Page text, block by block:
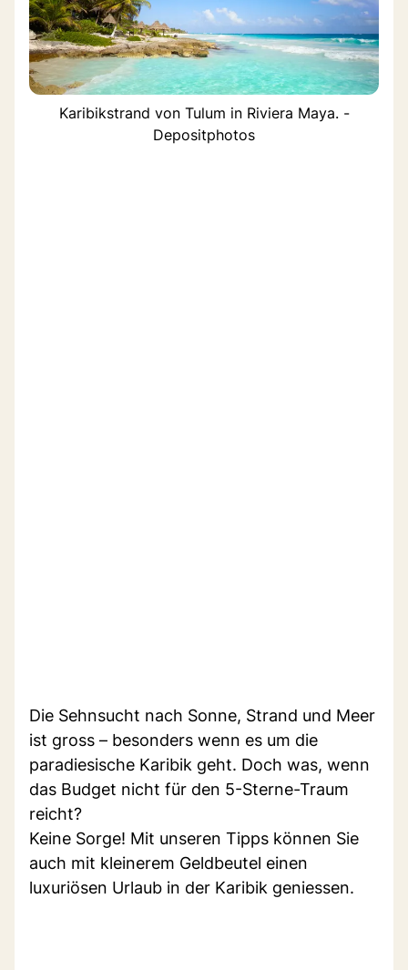
Karibikstrand von Tulum in Riviera Maya. -
Depositphotos
Die Sehnsucht nach Sonne, Strand und Meer
ist gross – besonders wenn es um die
paradiesische Karibik geht. Doch was, wenn
das Budget nicht für den 5-Sterne-Traum
reicht?
Keine Sorge! Mit unseren Tipps können Sie
auch mit kleinerem Geldbeutel einen
luxuriösen Urlaub in der Karibik geniessen.